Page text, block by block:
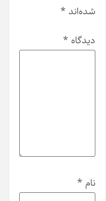
شده‌اند *
دیدگاه *
نام *